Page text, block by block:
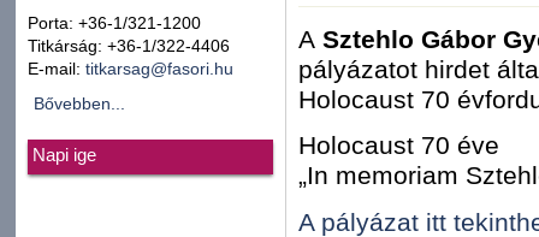
Porta: +36-1/321-1200
Titkárság: +36-1/322-4406
E-mail: titkarsag@fasori.hu
Bővebben...
Napi ige
A Sztehlo Gábor
pályázatot hirdet
Holocaust 70
Holocaust 70 éve
„In memoriam
A pályázat itt